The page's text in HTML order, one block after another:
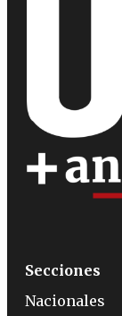
Secciones
Nacionales